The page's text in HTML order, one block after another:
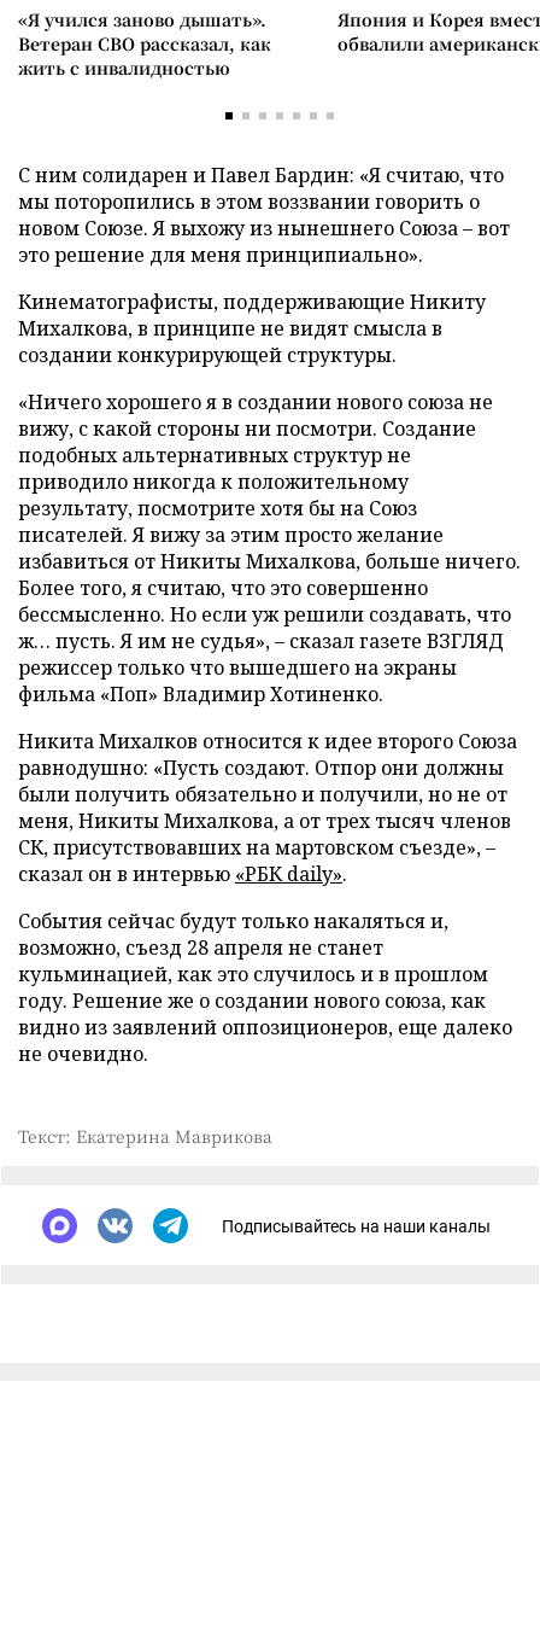
«Я учился заново дышать».
Ветеран СВО рассказал, как
жить с инвалидностью
Япония и Корея
обвалили
С ним солидарен и Павел Бардин: «Я считаю, что
мы поторопились в этом воззвании говорить о
новом Союзе. Я выхожу из нынешнего Союза – вот
это решение для меня принципиально».
Кинематографисты, поддерживающие Никиту
Михалкова, в принципе не видят смысла в
создании конкурирующей структуры.
«Ничего хорошего я в создании нового союза не
вижу, с какой стороны ни посмотри. Создание
подобных альтернативных структур не
приводило никогда к положительному
результату, посмотрите хотя бы на Союз
писателей. Я вижу за этим просто желание
избавиться от Никиты Михалкова, больше ничего.
Более того, я считаю, что это совершенно
бессмысленно. Но если уж решили создавать, что
ж… пусть. Я им не судья», – сказал газете ВЗГЛЯД
режиссер только что вышедшего на экраны
фильма «Поп» Владимир Хотиненко.
Никита Михалков относится к идее второго Союза
равнодушно: «Пусть создают. Отпор они должны
были получить обязательно и получили, но не от
меня, Никиты Михалкова, а от трех тысяч членов
СК, присутствовавших на мартовском съезде», –
сказал он в интервью «РБК daily».
События сейчас будут только накаляться и,
возможно, съезд 28 апреля не станет
кульминацией, как это случилось и в прошлом
году. Решение же о создании нового союза, как
видно из заявлений оппозиционеров, еще далеко
не очевидно.
Текст: Екатерина Маврикова
Подписывайтесь на наши каналы